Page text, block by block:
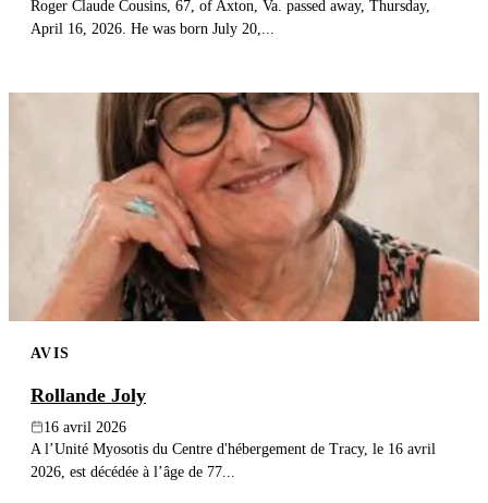
Roger Claude Cousins, 67, of Axton, Va. passed away, Thursday,
April 16, 2026. He was born July 20,...
AVIS
Rollande Joly
16 avril 2026
A l’Unité Myosotis du Centre d'hébergement de Tracy, le 16 avril
2026, est décédée à l’âge de 77...